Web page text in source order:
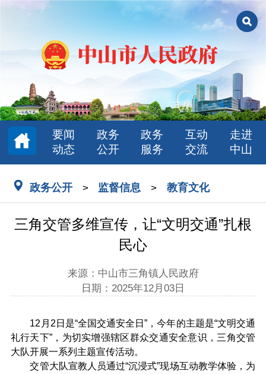
要闻
动态
政务
公开
政务
服务
互动
交流
走进
中山
政务公开 > 监督信息 > 教育文化
三角交管多维宣传，让“文明交通”扎根
民心
来源：中山市三角镇人民政府
日期：2025年12月03日
12月2日是“全国交通安全日”，今年的主题是“文明交通
礼行天下”，为切实增强辖区群众交通安全意识，三角交管
大队开展一系列主题宣传活动。
交管大队宣教人员通过“沉浸式”现场互动教学体验，为